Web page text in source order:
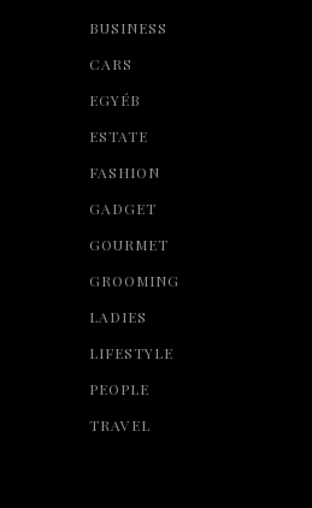
BUSINESS
CARS
EGYÉB
ESTATE
FASHION
GADGET
GOURMET
GROOMING
LADIES
LIFESTYLE
PEOPLE
TRAVEL